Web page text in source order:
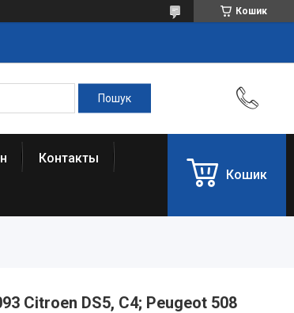
Кошик
Контакты
Кошик
Citroen DS5, C4; Peugeot 508